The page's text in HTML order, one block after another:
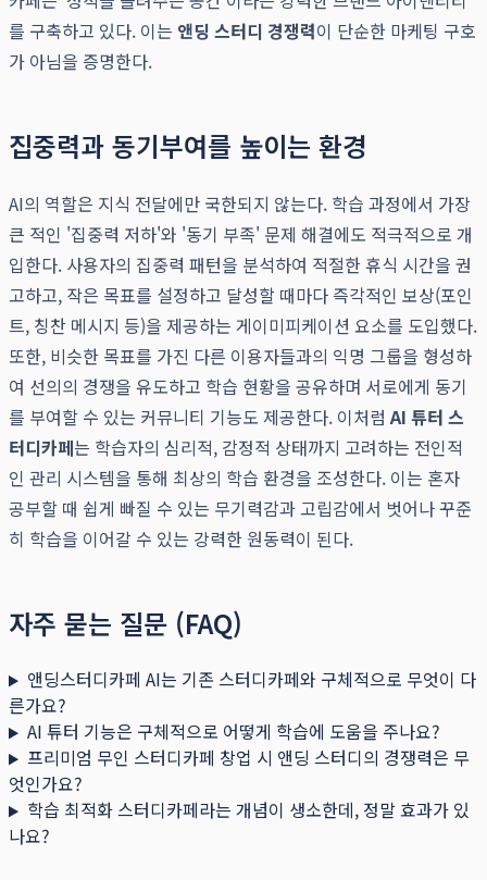
를 구축하고 있다. 이는 앤딩 스터디 경쟁력이 단순한 마케팅 구호
가 아님을 증명한다.
집중력과 동기부여를 높이는 환경
AI의 역할은 지식 전달에만 국한되지 않는다. 학습 과정에서 가장
큰 적인 '집중력 저하'와 '동기 부족' 문제 해결에도 적극적으로 개
입한다. 사용자의 집중력 패턴을 분석하여 적절한 휴식 시간을 권
고하고, 작은 목표를 설정하고 달성할 때마다 즉각적인 보상(포인
트, 칭찬 메시지 등)을 제공하는 게이미피케이션 요소를 도입했다.
또한, 비슷한 목표를 가진 다른 이용자들과의 익명 그룹을 형성하
여 선의의 경쟁을 유도하고 학습 현황을 공유하며 서로에게 동기
를 부여할 수 있는 커뮤니티 기능도 제공한다. 이처럼AI 튜터 스
터디카페는 학습자의 심리적, 감정적 상태까지 고려하는 전인적
인 관리 시스템을 통해 최상의 학습 환경을 조성한다. 이는 혼자
공부할 때 쉽게 빠질 수 있는 무기력감과 고립감에서 벗어나 꾸준
히 학습을 이어갈 수 있는 강력한 원동력이 된다.
자주 묻는 질문 (FAQ)
앤딩스터디카페 AI는 기존 스터디카페와 구체적으로 무엇이 다
른가요?
AI 튜터 기능은 구체적으로 어떻게 학습에 도움을 주나요?
프리미엄 무인 스터디카페 창업 시 앤딩 스터디의 경쟁력은 무
엇인가요?
학습 최적화 스터디카페라는 개념이 생소한데, 정말 효과가 있
나요?